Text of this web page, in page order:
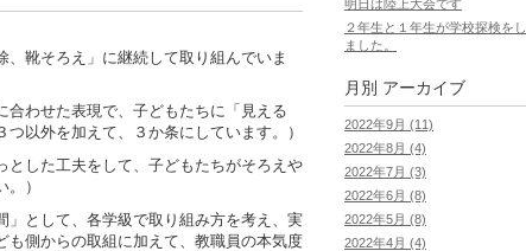
靴そろえ」に継続して取り組んでいま
合わせた表現で、子どもたちに「見える
以外を加えて、３か条にしています。）
とした工夫をして、子どもたちがそろえや
）
として、各学級で取り組み方を考え、実
も側からの取組に加えて、教職員の本気度
明日は陸上大会です
２年生と１年生が学校探検をし
ました。
月別 アーカイブ
2022年9月 (11)
2022年8月 (4)
2022年7月 (3)
2022年6月 (8)
2022年5月 (8)
2022年4月 (4)